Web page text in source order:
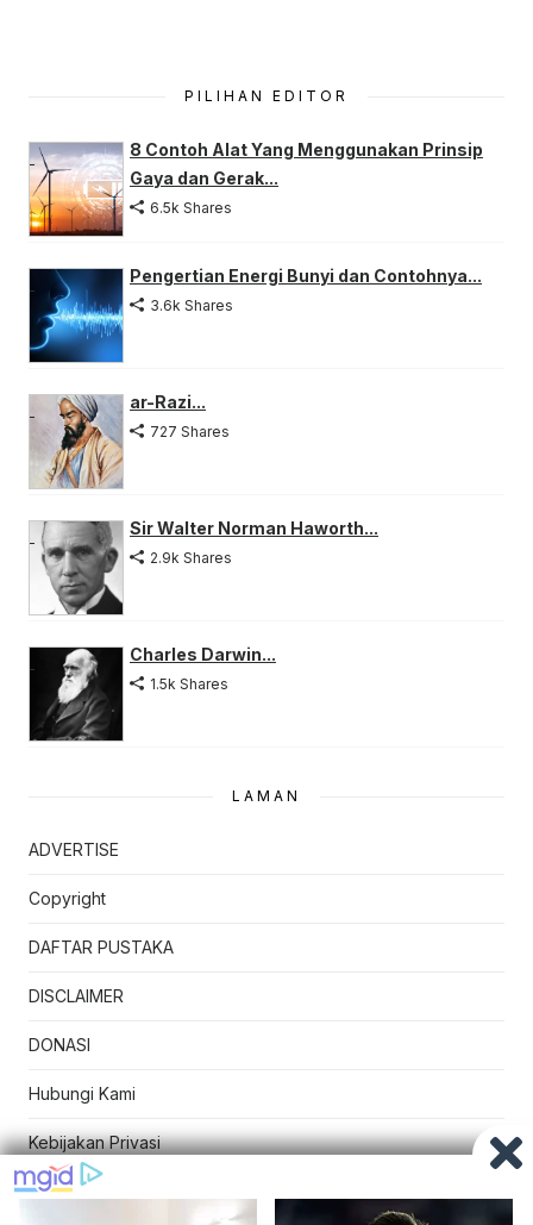
PILIHAN EDITOR
8 Contoh Alat Yang Menggunakan Prinsip
Gaya dan Gerak...
6.5k Shares
Pengertian Energi Bunyi dan Contohnya...
3.6k Shares
ar-Razi...
727 Shares
Sir Walter Norman Haworth...
2.9k Shares
Charles Darwin...
1.5k Shares
LAMAN
ADVERTISE
Copyright
DAFTAR PUSTAKA
DISCLAIMER
DONASI
Hubungi Kami
Kebijakan Privasi